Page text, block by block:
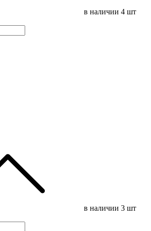
в наличии 4 шт
в наличии 3 шт